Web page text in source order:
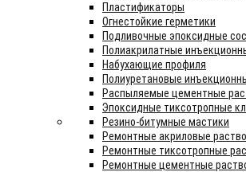
Пластификаторы
Огнестойкие герметики
Подливочные эпоксидные
Полиакрилатные
Набухающие профиля
Полиуретановые
Распыляемые цементные
Эпоксидные тиксотропные
Резино-битумные мастики
Ремонтные акриловые
Ремонтные тиксотропные
Ремонтные цементные